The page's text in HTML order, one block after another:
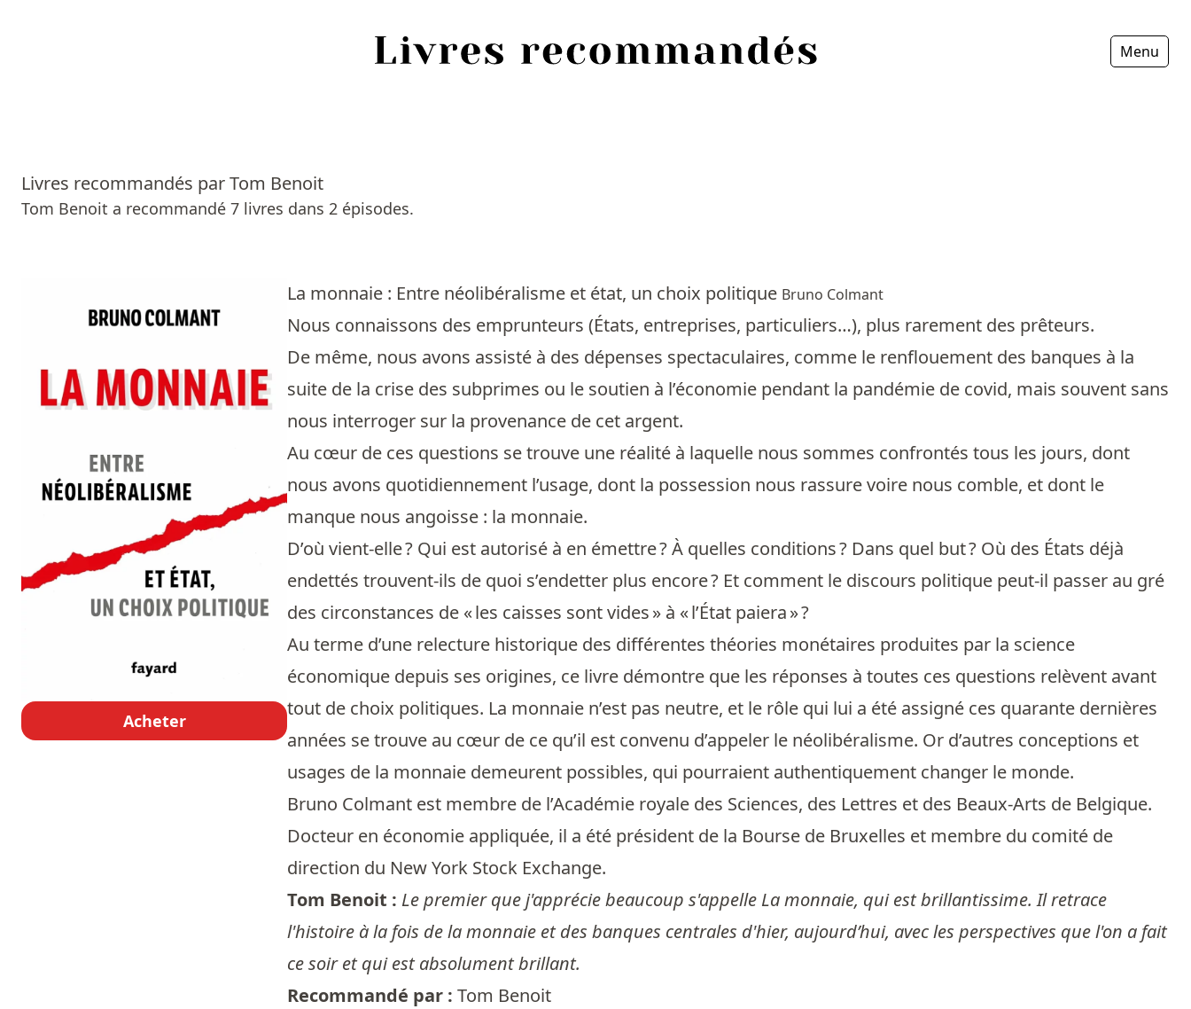
Menu
Livres recommandés par Tom Benoit
Tom Benoit a recommandé 7 livres dans 2 épisodes.
Acheter
La monnaie : Entre néolibéralisme et état, un choix politique Bruno Colmant
Nous connaissons des emprunteurs (États, entreprises, particuliers…), plus rarement des prêteurs.
De même, nous avons assisté à des dépenses spectaculaires, comme le renflouement des banques à la
suite de la crise des subprimes ou le soutien à l’économie pendant la pandémie de covid, mais souvent sans
nous interroger sur la provenance de cet argent.
Au cœur de ces questions se trouve une réalité à laquelle nous sommes confrontés tous les jours, dont
nous avons quotidiennement l’usage, dont la possession nous rassure voire nous comble, et dont le
manque nous angoisse : la monnaie.
D’où vient-elle ? Qui est autorisé à en émettre ? À quelles conditions ? Dans quel but ? Où des États déjà
endettés trouvent-ils de quoi s’endetter plus encore ? Et comment le discours politique peut-il passer au gré
des circonstances de « les caisses sont vides » à « l’État paiera » ?
Au terme d’une relecture historique des différentes théories monétaires produites par la science
économique depuis ses origines, ce livre démontre que les réponses à toutes ces questions relèvent avant
tout de choix politiques. La monnaie n’est pas neutre, et le rôle qui lui a été assigné ces quarante dernières
années se trouve au cœur de ce qu’il est convenu d’appeler le néolibéralisme. Or d’autres conceptions et
usages de la monnaie demeurent possibles, qui pourraient authentiquement changer le monde.
Bruno Colmant est membre de l’Académie royale des Sciences, des Lettres et des Beaux-Arts de Belgique.
Docteur en économie appliquée, il a été président de la Bourse de Bruxelles et membre du comité de
direction du New York Stock Exchange.
Tom Benoit : Le premier que j'apprécie beaucoup s'appelle La monnaie, qui est brillantissime. Il retrace
l'histoire à la fois de la monnaie et des banques centrales d'hier, aujourd’hui, avec les perspectives que l'on a fait
ce soir et qui est absolument brillant.
Recommandé par : Tom Benoit
Sources
Prix littéraires